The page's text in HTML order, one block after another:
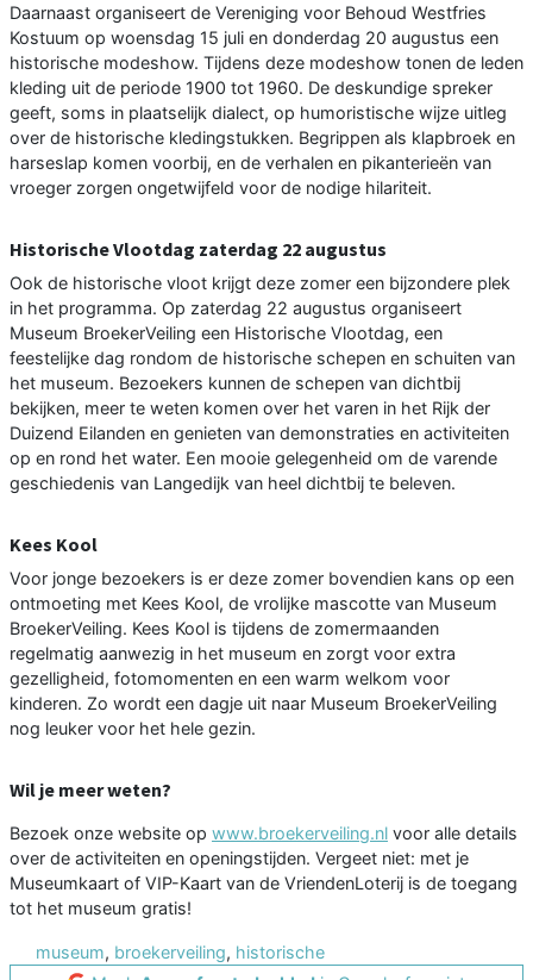
Daarnaast organiseert de Vereniging voor Behoud Westfries
Kostuum op woensdag 15 juli en donderdag 20 augustus een
historische modeshow. Tijdens deze modeshow tonen de leden
kleding uit de periode 1900 tot 1960. De deskundige spreker
geeft, soms in plaatselijk dialect, op humoristische wijze uitleg
over de historische kledingstukken. Begrippen als klapbroek en
harseslap komen voorbij, en de verhalen en pikanterieën van
vroeger zorgen ongetwijfeld voor de nodige hilariteit.
Historische Vlootdag zaterdag 22 augustus
Ook de historische vloot krijgt deze zomer een bijzondere plek
in het programma. Op zaterdag 22 augustus organiseert
Museum BroekerVeiling een Historische Vlootdag, een
feestelijke dag rondom de historische schepen en schuiten van
het museum. Bezoekers kunnen de schepen van dichtbij
bekijken, meer te weten komen over het varen in het Rijk der
Duizend Eilanden en genieten van demonstraties en activiteiten
op en rond het water. Een mooie gelegenheid om de varende
geschiedenis van Langedijk van heel dichtbij te beleven.
Kees Kool
Voor jonge bezoekers is er deze zomer bovendien kans op een
ontmoeting met Kees Kool, de vrolijke mascotte van Museum
BroekerVeiling. Kees Kool is tijdens de zomermaanden
regelmatig aanwezig in het museum en zorgt voor extra
gezelligheid, fotomomenten en een warm welkom voor
kinderen. Zo wordt een dagje uit naar Museum BroekerVeiling
nog leuker voor het hele gezin.
Wil je meer weten?
Bezoek onze website op www.broekerveiling.nl voor alle details
over de activiteiten en openingstijden. Vergeet niet: met je
Museumkaart of VIP-Kaart van de VriendenLoterij is de toegang
tot het museum gratis!
museum, broekerveiling, historische